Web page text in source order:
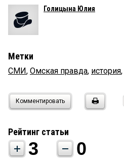
Голицына Юлия
Метки
СМИ, Омская правда, история,
Комментировать
Рейтинг статьи
3 0